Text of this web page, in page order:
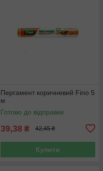
Пергамент коричневий Fino 5
м
Готово до відправки
39,38 ₴ 42,45 ₴
Купити